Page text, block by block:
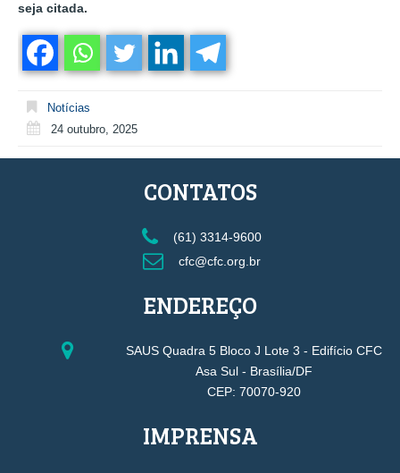
seja citada.
Notícias
24 outubro, 2025
CONTATOS
(61) 3314-9600
cfc@cfc.org.br
ENDEREÇO
SAUS Quadra 5 Bloco J Lote 3 - Edifício CFC
Asa Sul - Brasília/DF
CEP: 70070-920
IMPRENSA